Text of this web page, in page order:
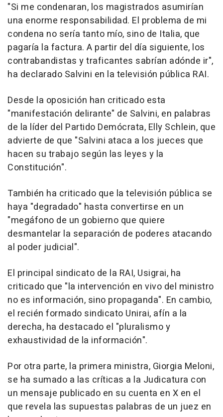
"Si me condenaran, los magistrados asumirían
una enorme responsabilidad. El problema de mi
condena no sería tanto mío, sino de Italia, que
pagaría la factura. A partir del día siguiente, los
contrabandistas y traficantes sabrían adónde ir",
ha declarado Salvini en la televisión pública RAI.
Desde la oposición han criticado esta
"manifestación delirante" de Salvini, en palabras
de la líder del Partido Demócrata, Elly Schlein, que
advierte de que "Salvini ataca a los jueces que
hacen su trabajo según las leyes y la
Constitución".
También ha criticado que la televisión pública se
haya "degradado" hasta convertirse en un
"megáfono de un gobierno que quiere
desmantelar la separación de poderes atacando
al poder judicial".
El principal sindicato de la RAI, Usigrai, ha
criticado que "la intervención en vivo del ministro
no es información, sino propaganda". En cambio,
el recién formado sindicato Unirai, afín a la
derecha, ha destacado el "pluralismo y
exhaustividad de la información".
Por otra parte, la primera ministra, Giorgia Meloni,
se ha sumado a las críticas a la Judicatura con
un mensaje publicado en su cuenta en X en el
que revela las supuestas palabras de un juez en